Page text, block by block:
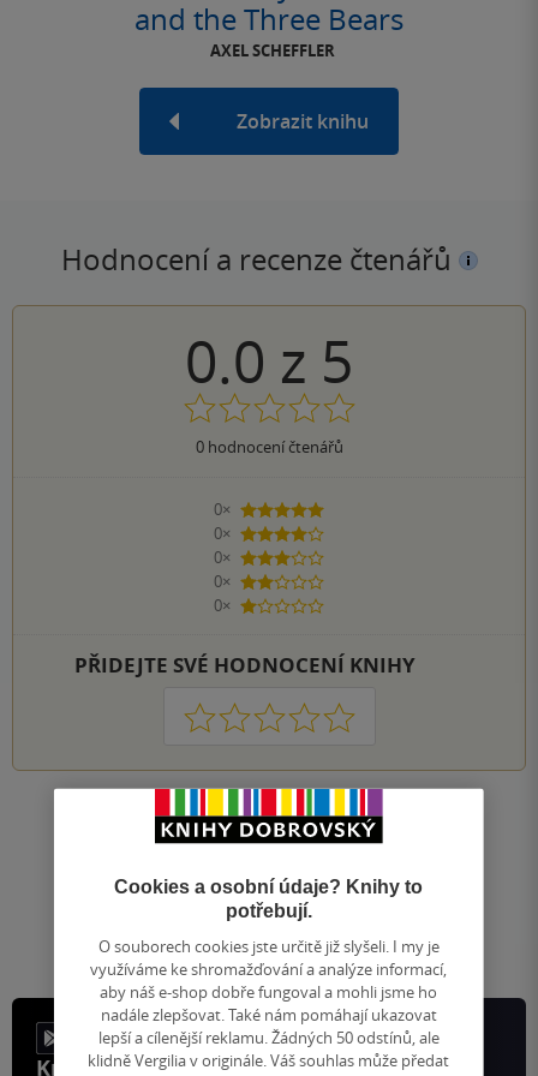
and the Three Bears
AXEL SCHEFFLER
Zobrazit knihu
Hodnocení a recenze čtenářů
0.0 z 5
0hodnocení čtenářů
0×
5 hvězdiček
0×
4 hvězdičky
0×
3 hvězdičky
0×
2 hvězdičky
0×
1 hvezdička
PŘIDEJTE SVÉ HODNOCENÍ KNIHY
1 2 3 4 5
Nahoru
Zobrazeno 20 z 20
1
Přejít
na
stránku
/ 1
Knihy, recenze a klubové výhody
Cookies a osobní údaje? Knihy to
potřebují.
O souborech cookies jste určitě již slyšeli. I my je
využíváme ke shromažďování a analýze informací,
aby náš e-shop dobře fungoval a mohli jsme ho
nadále zlepšovat. Také nám pomáhají ukazovat
lepší a cílenější reklamu. Žádných 50 odstínů, ale
klidně Vergilia v originále. Váš souhlas může předat